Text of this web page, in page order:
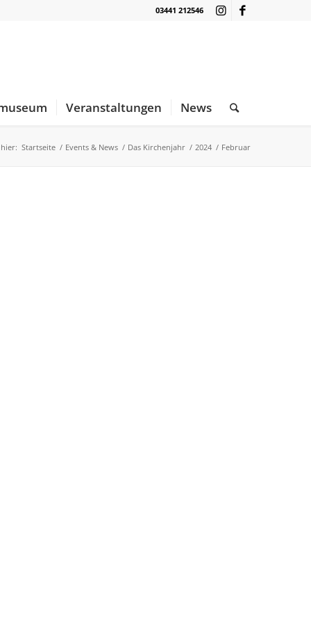
03441 212546
Veranstaltungen News
Startseite / Events & News / Das Kirchenjahr / 2024 / Februar